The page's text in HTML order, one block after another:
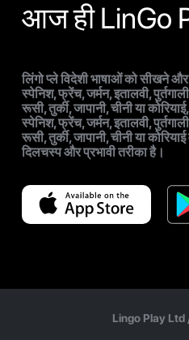
आज ही LinGo
लिंगो प्ले विदेशी भाषाओं को सीखने
स्पेनिश, फ्रेंच, जर्मन, इतालवी,
रूसी, तुर्की, जापानी, चीनी या
स्पेनिश, फ्रेंच, जर्मन, इतालवी,
रूसी, तुर्की, जापानी, चीनी या
दिलचस्प और प्रभावी तरीका है।
Lingo Play Ltd